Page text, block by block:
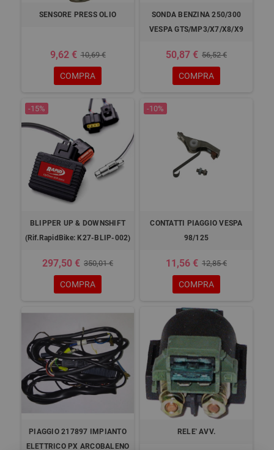
SENSORE PRESS OLIO
9,62 € 10,69 €
COMPRA
SONDA BENZINA 250/300
VESPA GTS/MP3/X7/X8/X9
50,87 € 56,52 €
COMPRA
-15%
BLIPPER UP & DOWNSHIFT
(Rif.RapidBike: K27-BLIP-002)
297,50 € 350,01 €
COMPRA
-10%
CONTATTI PIAGGIO VESPA
98/125
11,56 € 12,85 €
COMPRA
PIAGGIO 217897 IMPIANTO
ELETTRICO PX ARCOBALENO
RELE' AVV.